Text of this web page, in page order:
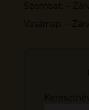
Szombat: –
Vasárnap: –